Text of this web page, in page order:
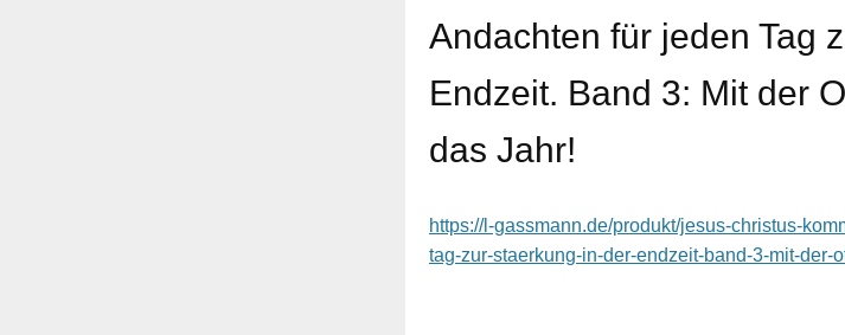
Andachten für jeden Tag
Endzeit. Band 3: Mit der
das Jahr!
https://l-gassmann.de/produkt/jesus-christus-
tag-zur-staerkung-in-der-endzeit-band-3-mit-der-